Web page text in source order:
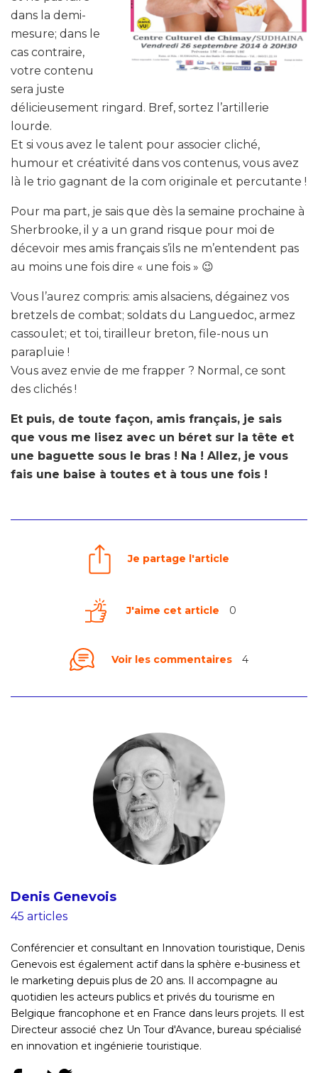
dans la demi-
mesure; dans le
cas contraire,
votre contenu
sera juste
délicieusement ringard. Bref, sortez l’artillerie
lourde.
Et si vous avez le talent pour associer cliché,
humour et créativité dans vos contenus, vous avez
là le trio gagnant de la com originale et percutante !
Pour ma part, je sais que dès la semaine prochaine à
Sherbrooke, il y a un grand risque pour moi de
décevoir mes amis français s’ils ne m’entendent pas
au moins une fois dire « une fois » 😉
Vous l’aurez compris: amis alsaciens, dégainez vos
bretzels de combat; soldats du Languedoc, armez
cassoulet; et toi, tirailleur breton, file-nous un
parapluie !
Vous avez envie de me frapper ? Normal, ce sont
des clichés !
Et puis, de toute façon, amis français, je sais
que vous me lisez avec un béret sur la tête et
une baguette sous le bras ! Na ! Allez, je vous
fais une baise à toutes et à tous une fois !
Je partage l'article
J'aime cet article 0
Voir les commentaires 4
Denis Genevois
45 articles
Conférencier et consultant en Innovation touristique, Denis
Genevois est également actif dans la sphère e-business et
le marketing depuis plus de 20 ans. Il accompagne au
quotidien les acteurs publics et privés du tourisme en
Belgique francophone et en France dans leurs projets. Il est
Directeur associé chez Un Tour d'Avance, bureau spécialisé
en innovation et ingénierie touristique.